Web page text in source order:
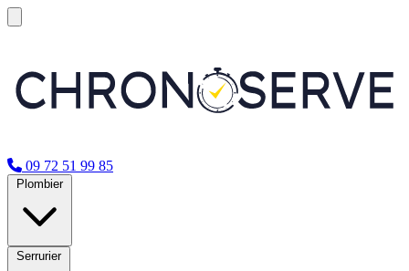
09 72 51 99 85
Plombier
Serrurier